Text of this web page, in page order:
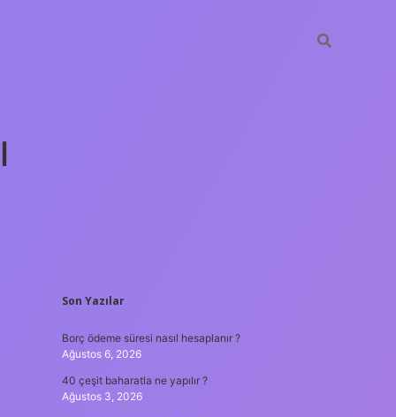
SIDEBAR
Son Yazılar
Borç ödeme süresi nasıl hesaplanır ?
Ağustos 6, 2026
40 çeşit baharatla ne yapılır ?
Ağustos 3, 2026